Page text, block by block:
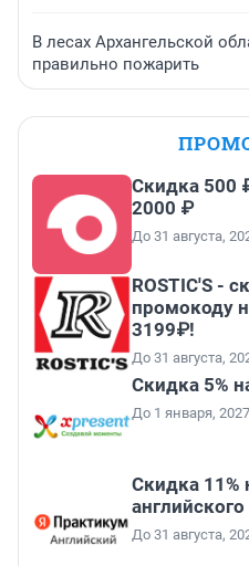
В лесах Архангельской
правильно пожарить
Скидка 500
2000 ₽
До 31 августа,
ROSTIC'S -
промокоду
3199₽!
До 31 августа,
Скидка 5%
До 1 января, 2027
Скидка 11%
английского
До 31 августа,